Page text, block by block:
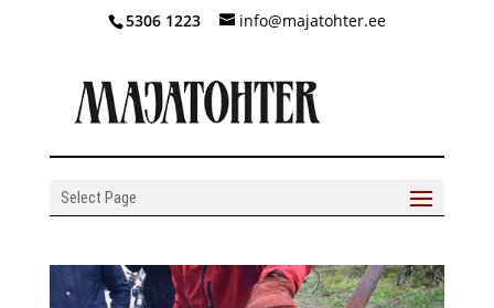
5306 1223 info@majatohter.ee
Select Page